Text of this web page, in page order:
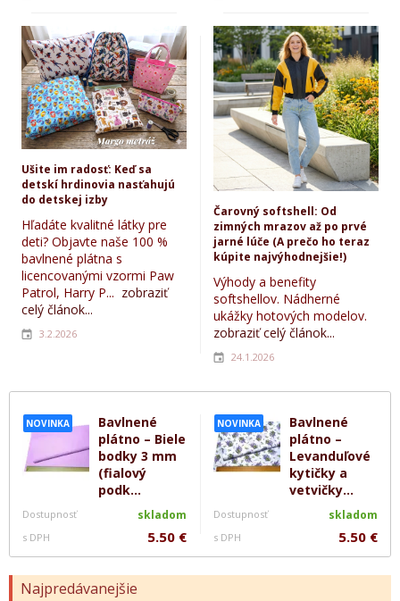
NOVINKA
Bavlnené
plátno – Biele
bodky 3 mm
(fialový
podk...
Dostupnosť skladom
s DPH 5.50 €
NOVINKA
Bavlnené
plátno –
Levanduľové
kytičky a
vetvičky...
Dostupnosť skladom
s DPH 5.50 €
Najpredávanejšie
Ušite im radosť: Keď sa
detskí hrdinovia nasťahujú
do detskej izby
Hľadáte kvalitné látky pre
deti? Objavte naše 100 %
bavlnené plátna s
licencovanými vzormi Paw
Patrol, Harry P... zobraziť
celý článok...
3.2.2026
Čarovný softshell: Od
zimných mrazov až po prvé
jarné lúče (A prečo ho teraz
kúpite najvýhodnejšie!)
Výhody a benefity
softshellov. Nádherné
ukážky hotových modelov.
zobraziť celý článok...
24.1.2026